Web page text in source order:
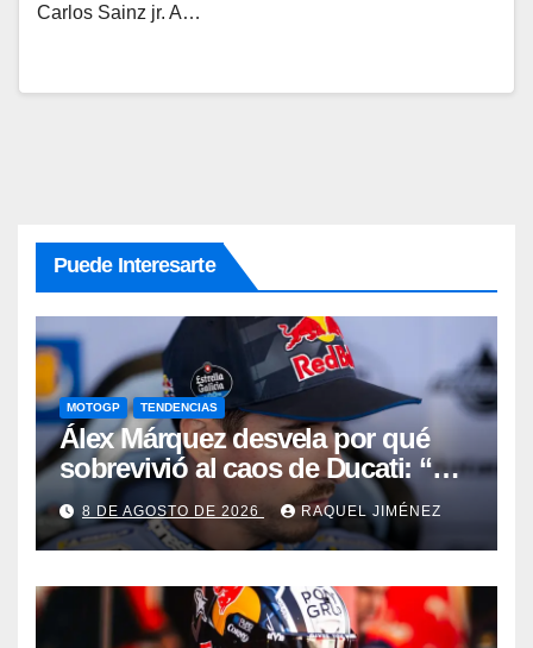
Carlos Sainz jr. A…
Puede Interesarte
MOTOGP TENDENCIAS
Álex Márquez desvela por qué
sobrevivió al caos de Ducati: “No
sé cómo acabé siendo el mejor”
8 DE AGOSTO DE 2026 RAQUEL JIMÉNEZ